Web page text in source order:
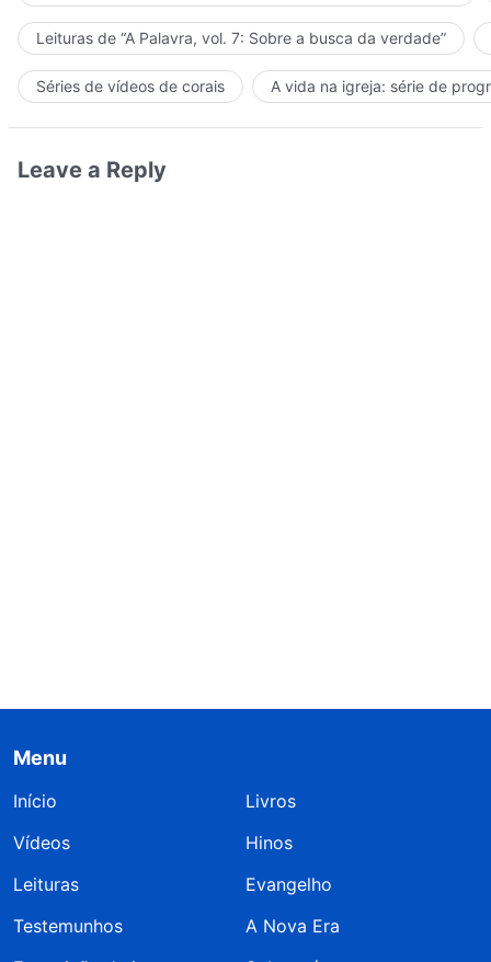
Leituras de “A Palavra, vol. 7: Sobre a busca da verdade”
Séries de vídeos de corais A vida na igreja: série de
Leave a Reply
Menu
Início
Livros
Vídeos
Hinos
Leituras
Evangelho
Testemunhos
A Nova Era